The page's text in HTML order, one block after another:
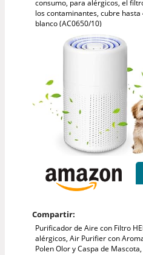
consumo, para alérgicos, el
los contaminantes, cubre
blanco (AC0650/10)
Compartir:
Purificador de Aire con Filtro
alérgicos, Air Purifier con
Polen Olor y Caspa de